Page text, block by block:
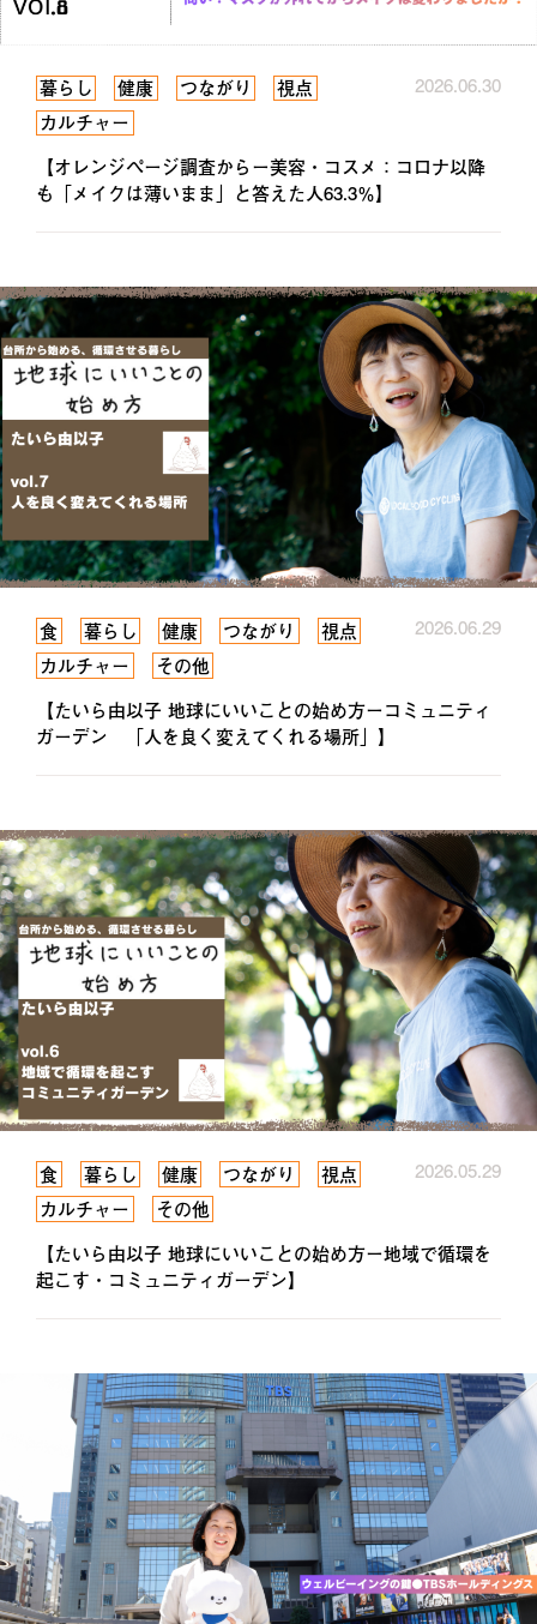
暮らし 健康 つながり
視点
カルチャー
2026.06.30
【オレンジページ調査からー美容・コスメ：コロナ以降
も「メイクは薄いまま」と答えた人63.3％】
食 暮らし 健康 つながり
視点
カルチャー
その他
2026.06.29
【たいら由以子 地球にいいことの始め方ーコミュニティ
ガーデン 「人を良く変えてくれる場所」】
食 暮らし 健康 つながり
視点
カルチャー
その他
2026.05.29
【たいら由以子 地球にいいことの始め方ー地域で循環を
起こす・コミュニティガーデン】